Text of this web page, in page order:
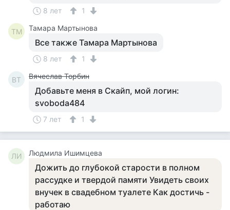
8 лет 1
ТМ Тамара Мартынова
Все также Тамара Мартынова
8 лет 1
ВТ Вячеслав Торбин
Добавьте меня в Скайп, мой логин:
svoboda484
7 лет 1
ЛИ Людмила Ишимцева
Дожить до глубокой старости в полном
рассудке и твердой памяти Увидеть своих
внучек в свадебном туалете Как достичь -
работаю